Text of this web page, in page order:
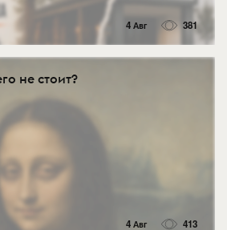
4 Авг 381
не стоит?
4 Авг 413